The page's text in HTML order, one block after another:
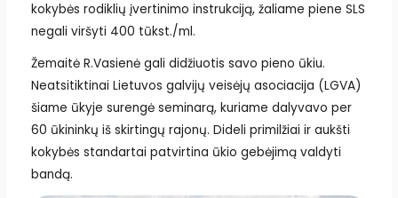
kokybės rodiklių įvertinimo instrukciją, žaliame piene SLS
negali viršyti 400 tūkst./ml.
Žemaitė R.Vasienė gali didžiuotis savo pieno ūkiu.
Neatsitiktinai Lietuvos galvijų veisėjų asociacija (LGVA)
šiame ūkyje surengė seminarą, kuriame dalyvavo per
60 ūkininkų iš skirtingų rajonų. Dideli primilžiai ir aukšti
kokybės standartai patvirtina ūkio gebėjimą valdyti
bandą.